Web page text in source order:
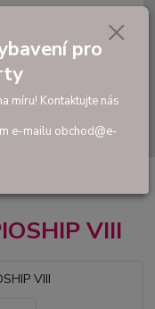
Hledat
0,00 Kč
VIII
pro
míru! Kontaktujte nás
e-mailu obchod@e-